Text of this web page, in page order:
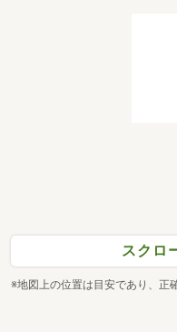
スクロ
※地図上の位置は目安であり、正